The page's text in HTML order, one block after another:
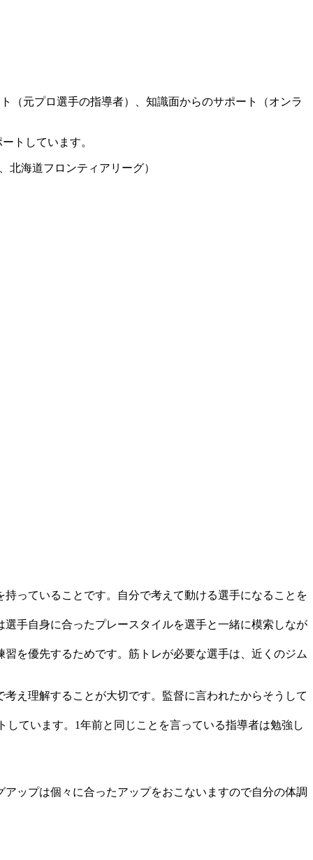
（元プロ選手の指導者）、知識面からのサポート（オンラ
トしています。
海道フロンティアリーグ）
っていることです。自分で考えて動ける選手になることを
手自身に合ったプレースタイルを選手と一緒に模索しなが
を優先するためです。筋トレが必要な選手は、近くのジム
え理解することが大切です。監督に言われたからそうして
ています。1年前と同じことを言っている指導者は勉強し
ップは個々に合ったアップをおこないますので自分の体調